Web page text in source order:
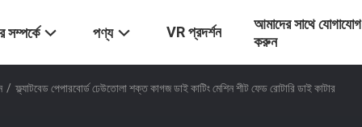
সম্পর্কে পণ্য VR প্রদর্শন
আমাদের সাথে যোগাযোগ
করুন
/ ফ্ল্যাটবেড পেপারবোর্ড ঢেউতোলা শক্ত কাগজ ডাই কাটিং মেশিন শীট ফেড রোটারি ডাই কাটার